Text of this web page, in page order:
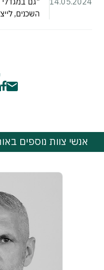
השכנים,
אנשי צוות נוספים